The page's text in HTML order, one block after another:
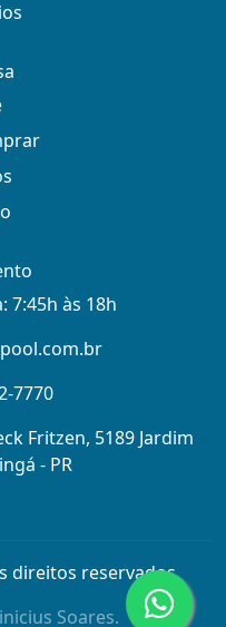
7:45h às 18h
7770
Fritzen, 5189 Jardim
- PR
direitos reservados.
Soares.